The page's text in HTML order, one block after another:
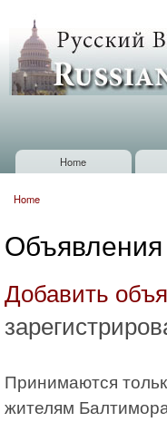
Russian
Washington
Baltimore
Main menu
Home
Home
Объявления
Добавить
Принимаются
жителям